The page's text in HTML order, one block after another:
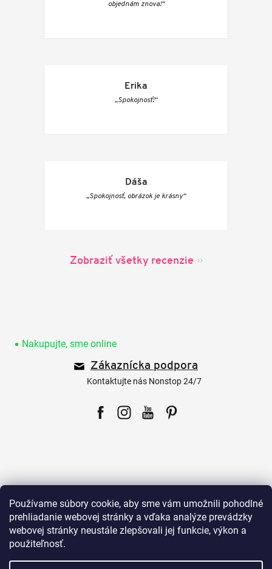
Používame súbory cookie, aby sme vám umožnili pohodlné
prehliadanie webovej stránky a vďaka analýze prevádzky
webovej stránky neustále zlepšovali jej funkcie, výkon a
použiteľnosť.
objednám znova!“
Erika
„Spokojnosť!“
Dáša
„Spokojnosť, obrázok je krásny“
Zobraziť všetky recenzie
Nakupujte, sme online
Zákaznícka podpora
Kontaktujte nás Nonstop 24/7
Pre zákazníkov